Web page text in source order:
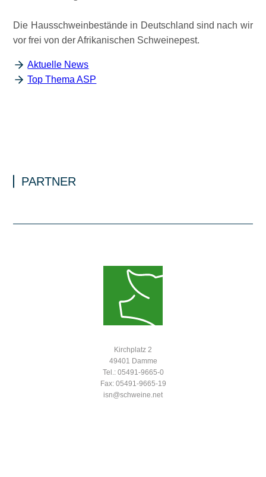
Die Hausschweinbestände in Deutschland sind nach wir
vor frei von der Afrikanischen Schweinepest.
Aktuelle News
Top Thema ASP
PARTNER
Kirchplatz 2
49401 Damme
Tel.: 05491-9665-0
Fax: 05491-9665-19
isn@schweine.net